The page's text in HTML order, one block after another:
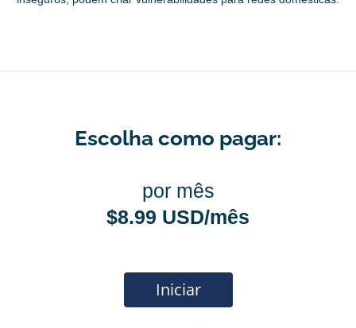
Escolha como pagar:
por mês
$8.99 USD/mês
Iniciar